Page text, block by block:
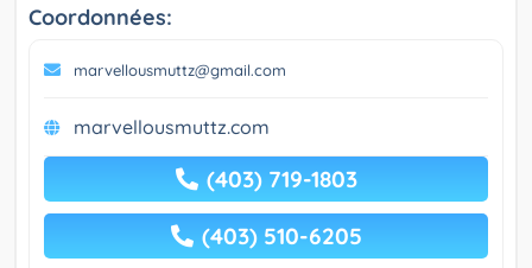
Coordonnées:
marvellousmuttz@gmail.com
marvellousmuttz.com
(403) 719-1803
(403) 510-6205